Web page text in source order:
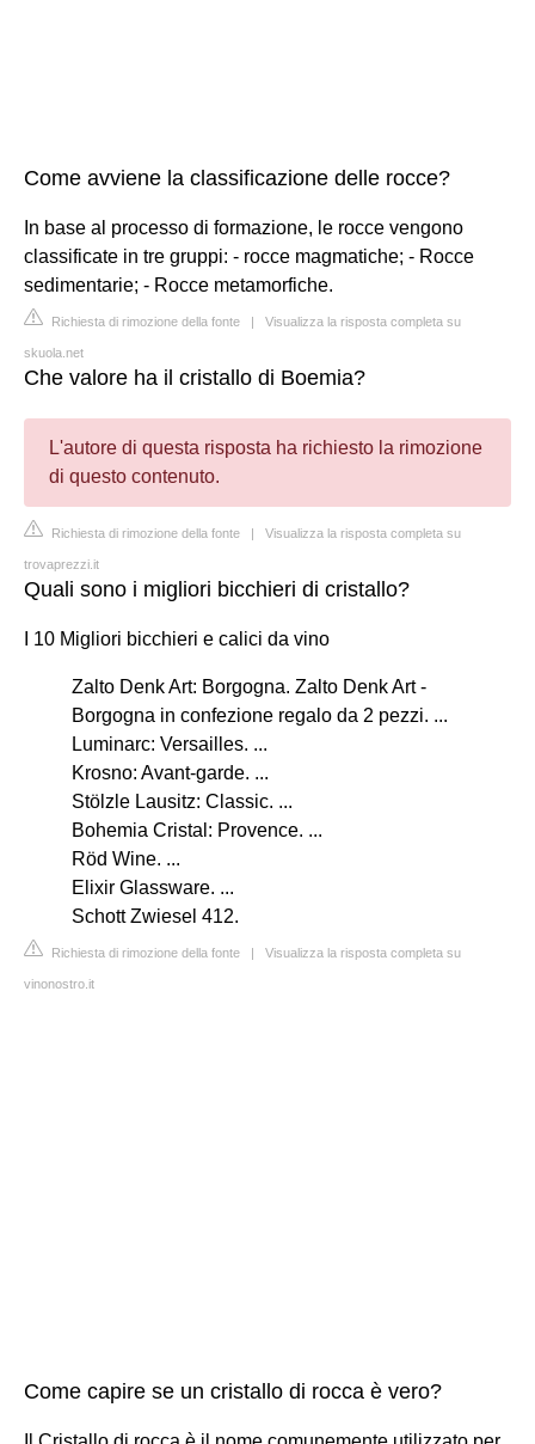
Come avviene la classificazione delle rocce?
In base al processo di formazione, le rocce vengono
classificate in tre gruppi: - rocce magmatiche; - Rocce
sedimentarie; - Rocce metamorfiche.
Richiesta di rimozione della fonte | Visualizza la risposta completa su
skuola.net
Che valore ha il cristallo di Boemia?
L'autore di questa risposta ha richiesto la rimozione
di questo contenuto.
Richiesta di rimozione della fonte | Visualizza la risposta completa su
trovaprezzi.it
Quali sono i migliori bicchieri di cristallo?
I 10 Migliori bicchieri e calici da vino
Zalto Denk Art: Borgogna. Zalto Denk Art -
Borgogna in confezione regalo da 2 pezzi. ...
Luminarc: Versailles. ...
Krosno: Avant-garde. ...
Stölzle Lausitz: Classic. ...
Bohemia Cristal: Provence. ...
Röd Wine. ...
Elixir Glassware. ...
Schott Zwiesel 412.
Richiesta di rimozione della fonte | Visualizza la risposta completa su
vinonostro.it
Come capire se un cristallo di rocca è vero?